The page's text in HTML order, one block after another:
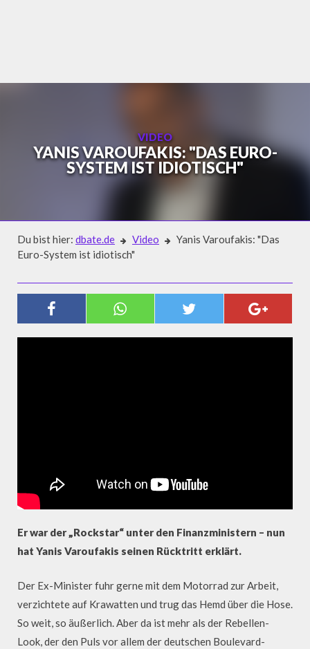
VIDEO
YANIS VAROUFAKIS: "DAS EURO-
SYSTEM IST IDIOTISCH"
Du bist hier: dbate.de Video
Yanis Varoufakis: "Das
Euro-System ist idiotisch"
YANIS VAROUFAKIS: "DAS EURO-
SYSTEM IST IDIOTISCH"
Er war der „Rockstar“ unter den Finanzministern – nun
hat Yanis Varoufakis seinen Rücktritt erklärt.
Der Ex-Minister fuhr gerne mit dem Motorrad zur Arbeit,
verzichtete auf Krawatten und trug das Hemd über die Hose.
So weit, so äußerlich. Aber da ist mehr als der Rebellen-
Look, der den Puls vor allem der deutschen Boulevard-